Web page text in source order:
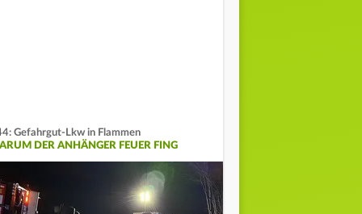
Gefahrgut-Lkw in Flammen
DER ANHÄNGER FEUER FING